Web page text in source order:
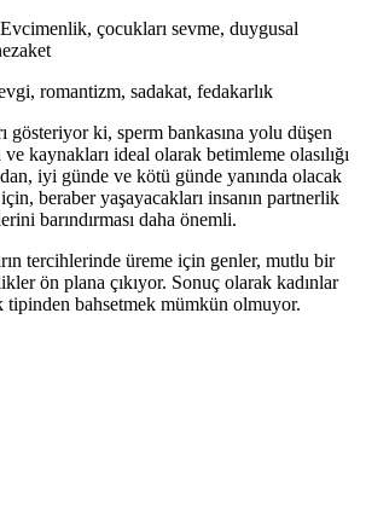
çocukları sevme, duygusal
romantizm, sadakat, fedakarlık
gösteriyor ki, sperm bankasına yolu düşen
ve kaynakları ideal olarak betimleme olasılığı
iyi günde ve kötü günde yanında olacak
beraber yaşayacakları insanın partnerlik
barındırması daha önemli.
tercihlerinde üreme için genler, mutlu bir
ön plana çıkıyor. Sonuç olarak kadınlar
bahsetmek mümkün olmuyor.